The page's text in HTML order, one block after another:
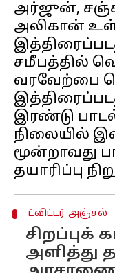
அர்ஜுன்,
அலிகான்
சமீபத்தில்
வரவேற்பை
இரண்டு
நிலையில்
மூன்றாவது
ட்விட்டர் அஞ்சல்
சிறப்புக்
அளித்து